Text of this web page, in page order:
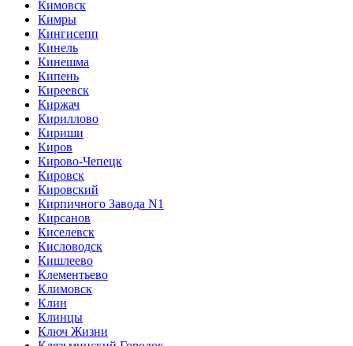
Кимовск
Кимры
Кингисепп
Кинель
Кинешма
Кипень
Киреевск
Киржач
Кириллово
Кириши
Киров
Кирово-Чепецк
Кировск
Кировский
Кирпичного Завода N1
Кирсанов
Киселевск
Кисловодск
Кишлеево
Клементьево
Климовск
Клин
Клинцы
Ключ Жизни